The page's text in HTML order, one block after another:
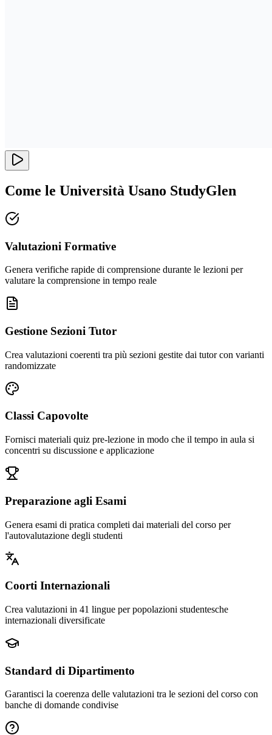
Come le Università Usano StudyGlen
Valutazioni Formative
Genera verifiche rapide di comprensione durante le lezioni per
valutare la comprensione in tempo reale
Gestione Sezioni Tutor
Crea valutazioni coerenti tra più sezioni gestite dai tutor con varianti
randomizzate
Classi Capovolte
Fornisci materiali quiz pre-lezione in modo che il tempo in aula si
concentri su discussione e applicazione
Preparazione agli Esami
Genera esami di pratica completi dai materiali del corso per
l'autovalutazione degli studenti
Coorti Internazionali
Crea valutazioni in 41 lingue per popolazioni studentesche
internazionali diversificate
Standard di Dipartimento
Garantisci la coerenza delle valutazioni tra le sezioni del corso con
banche di domande condivise